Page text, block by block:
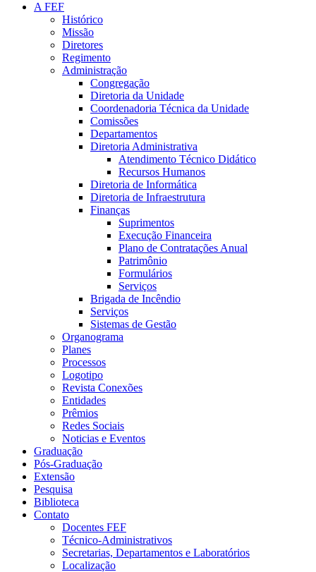
A FEF
Histórico
Missão
Diretores
Regimento
Administração
Congregação
Diretoria da Unidade
Coordenadoria Técnica da Unidade
Comissões
Departamentos
Diretoria Administrativa
Atendimento Técnico Didático
Recursos Humanos
Diretoria de Informática
Diretoria de Infraestrutura
Finanças
Suprimentos
Execução Financeira
Plano de Contratações Anual
Patrimônio
Formulários
Serviços
Brigada de Incêndio
Serviços
Sistemas de Gestão
Organograma
Planes
Processos
Logotipo
Revista Conexões
Entidades
Prêmios
Redes Sociais
Noticias e Eventos
Graduação
Pós-Graduação
Extensão
Pesquisa
Biblioteca
Contato
Docentes FEF
Técnico-Administrativos
Secretarias, Departamentos e Laboratórios
Localização